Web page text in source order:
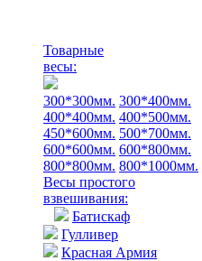
Товарные
весы:
300*300мм. 300*400мм.
400*400мм. 400*500мм.
450*600мм. 500*700мм.
600*600мм. 600*800мм.
800*800мм. 800*1000мм.
Весы простого
взвешивания:
Батискаф
Гулливер
Красная Армия